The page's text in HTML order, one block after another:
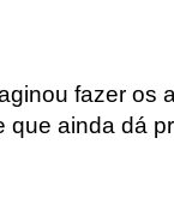
fazer os
que ainda dá